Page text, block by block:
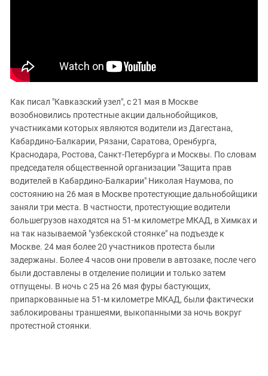
МОБИЛИЗАЦИЯ И ПРОТЕСТЫ
Калмыкия
Карачаево-Черкесия
Краснодарский край
Нагорный Карабах
Российская Федерация
Ростовская область
Северная Осетия - Алания
СКФО
Ставропольский край
Чечня
Южная Осетия
Южный Кавказ
ЮФО
Как писал "Кавказский узел", с 21 мая в Москве
возобновились протестные акции дальнобойщиков,
участниками которых являются водители из Дагестана,
Кабардино-Балкарии, Рязани, Саратова, Оренбурга,
Краснодара, Ростова, Санкт-Петербурга и Москвы. По словам
председателя общественной организации "Защита прав
водителей в Кабардино-Балкарии" Николая Наумова, по
состоянию на 26 мая в Москве протестующие дальнобойщики
заняли три места. В частности, протестующие водители
большегрузов находятся на 51-м километре МКАД, в Химках и
на так называемой "узбекской стоянке" на подъезде к
Москве. 24 мая более 20 участников протеста были
задержаны. Более 4 часов они провели в автозаке, после чего
были доставлены в отделение полиции и только затем
отпущены. В ночь с 25 на 26 мая фуры бастующих,
припаркованные на 51-м километре МКАД, были фактически
заблокированы траншеями, выкопанными за ночь вокруг
протестной стоянки.